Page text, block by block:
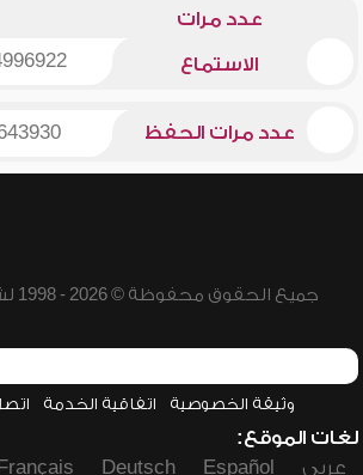
عدد مرات
الاستماع
عدد مرات الحفظ
جميع الحقوق محفوظة © 2026 - 1998 لشبكة إسلام ويب
وثيقة الخصوصية اتفاقية الخدمة
لغات الموقع:
عربي
Español
Deutsch
Français